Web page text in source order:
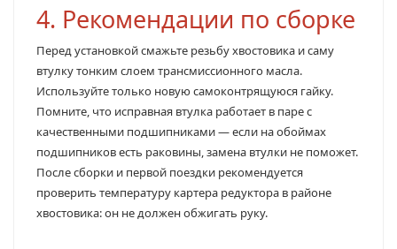
4. Рекомендации по сборке
Перед установкой смажьте резьбу хвостовика и саму
втулку тонким слоем трансмиссионного масла.
Используйте только новую самоконтрящуюся гайку.
Помните, что исправная втулка работает в паре с
качественными подшипниками — если на обоймах
подшипников есть раковины, замена втулки не поможет.
После сборки и первой поездки рекомендуется
проверить температуру картера редуктора в районе
хвостовика: он не должен обжигать руку.